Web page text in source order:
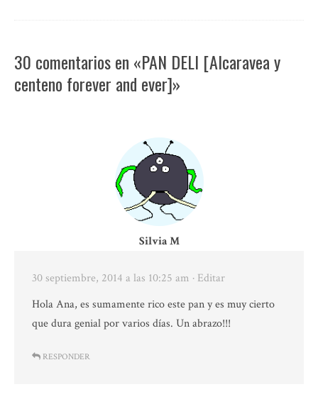
30 comentarios en «PAN DELI [Alcaravea y
centeno forever and ever]»
Silvia M
30 septiembre, 2014 a las 10:25 am · Editar
Hola Ana, es sumamente rico este pan y es muy cierto
que dura genial por varios días. Un abrazo!!!
RESPONDER